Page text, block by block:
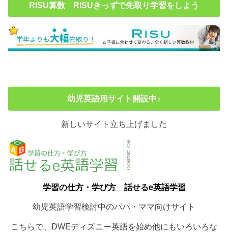
RISU算数 RISUきっずで先取り学習をしよう
幼児英語用サイト開設中♪
新しいサイト立ち上げました
学習の仕方・学び方 話せるe英語学習
幼児英語学習検討中のパパ・ママ向けサイト
こちらで、DWEディズニー英語を始め他にもいろいろな